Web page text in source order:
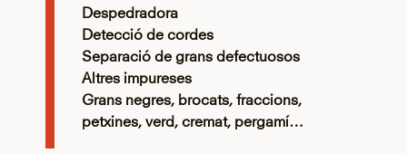
Despedradora
Detecció de cordes
Separació de grans defectuosos
Altres impureses
Grans negres, brocats, fraccions,
petxines, verd, cremat, pergamí…